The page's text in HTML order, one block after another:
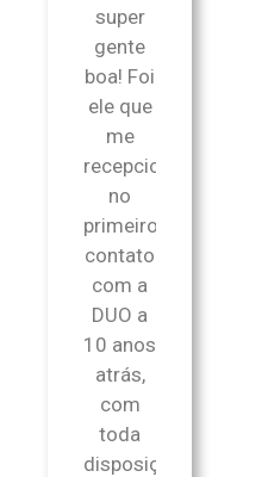
super
gente
boa! Foi
ele que
me
recepcionou
no
primeiro
contato
com a
DUO a
10 anos
atrás,
com
toda
disposição